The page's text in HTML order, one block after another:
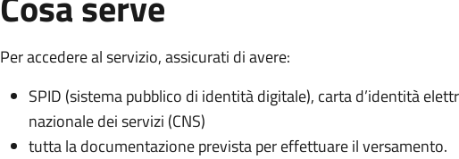
Per accedere al servizio, assicurati di avere:
SPID (sistema pubblico di identità digitale), carta d’identità
nazionale dei servizi (CNS)
tutta la documentazione prevista per effettuare il versamento.